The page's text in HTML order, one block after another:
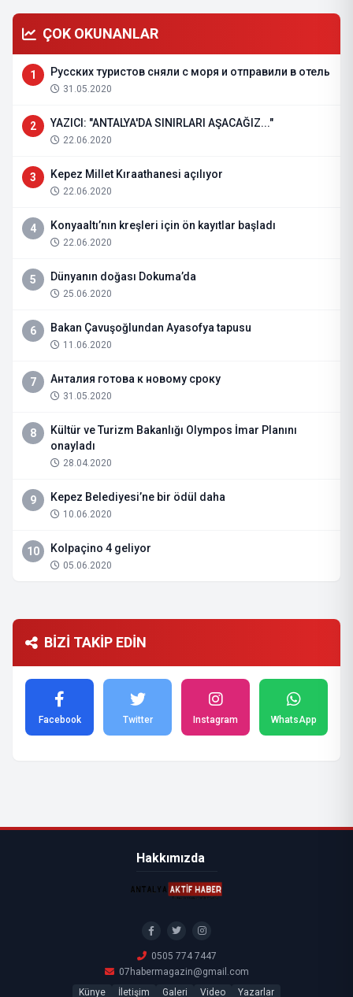
ÇOK OKUNANLAR
1 Русских туристов сняли с моря и отправили в отель
31.05.2020
2 YAZICI: "ANTALYA'DA SINIRLARI AŞACAĞIZ..."
22.06.2020
3 Kepez Millet Kıraathanesi açılıyor
22.06.2020
4 Konyaaltı’nın kreşleri için ön kayıtlar başladı
22.06.2020
5 Dünyanın doğası Dokuma’da
25.06.2020
6 Bakan Çavuşoğlundan Ayasofya tapusu
11.06.2020
7 Анталия готова к новому сроку
31.05.2020
8
Kültür ve Turizm Bakanlığı Olympos İmar Planını
onayladı
28.04.2020
9 Kepez Belediyesi’ne bir ödül daha
10.06.2020
10 Kolpaçino 4 geliyor
05.06.2020
BİZİ TAKİP EDİN
Facebook Twitter Instagram WhatsApp
Hakkımızda
0505 774 7447
07habermagazin@gmail.com
Künye
İletişim Galeri Video Yazarlar